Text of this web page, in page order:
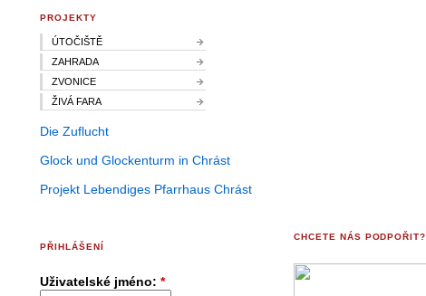
PROJEKTY
ÚTOČIŠTĚ
ZAHRADA
ZVONICE
ŽIVÁ FARA
Die Zuflucht
Glock und Glockenturm in Chrást
Projekt Lebendiges Pfarrhaus Chrást
PŘIHLÁŠENÍ
Uživatelské jméno: *
CHCETE NÁS PODPOŘIT?